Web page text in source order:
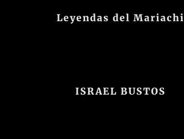
Leyendas del Mariachi
ISRAEL BUSTOS